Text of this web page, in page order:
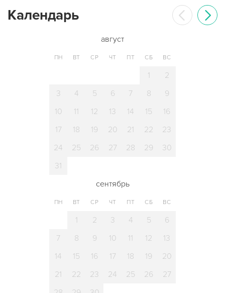
Календарь
август
ПН ВТ СР ЧТ ПТ СБ ВС
1
2
3
4 5 6 7 8
9
10
11 12 13 14 15
16
17
18 19 20 21 22
23
24
25 26 27 28 29
30
31
сентябрь
ПН ВТ СР ЧТ ПТ СБ ВС
1 2 3 4 5
6
7
8 9 10 11 12
13
14
15 16 17 18 19
20
21
22 23 24 25 26
27